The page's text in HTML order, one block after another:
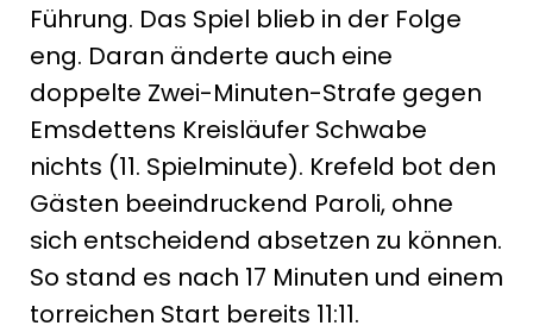
Führung. Das Spiel blieb in der Folge
eng. Daran änderte auch eine
doppelte Zwei-Minuten-Strafe gegen
Emsdettens Kreisläufer Schwabe
nichts (11. Spielminute). Krefeld bot den
Gästen beeindruckend Paroli, ohne
sich entscheidend absetzen zu können.
So stand es nach 17 Minuten und einem
torreichen Start bereits 11:11.